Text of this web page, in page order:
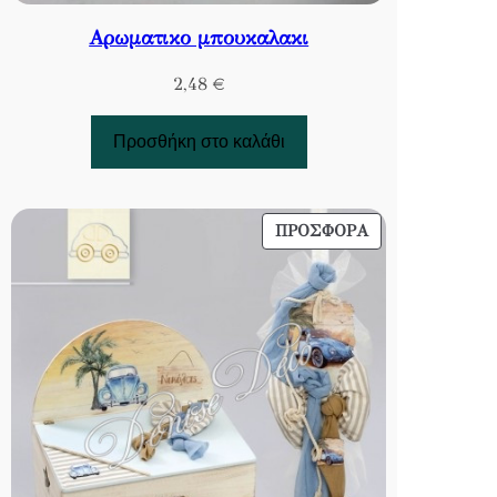
Αρωματικο μπουκαλακι
2,48 €
Προσθήκη στο καλάθι
ΠΡΟΣΦΟΡΆΠΡΟΪΌΝ